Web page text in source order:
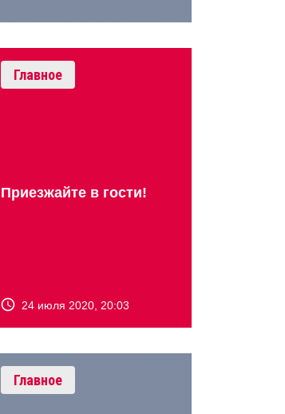
Главное
Приезжайте в гости!
24 июля 2020, 20:03
Главное